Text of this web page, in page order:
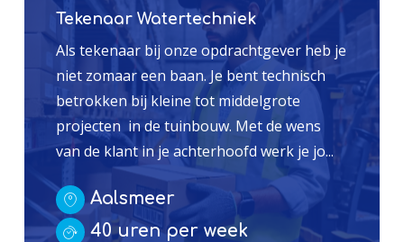
Tekenaar Watertechniek
Als tekenaar bij onze opdrachtgever heb je
niet zomaar een baan. Je bent technisch
betrokken bij kleine tot middelgrote
projecten in de tuinbouw. Met de wens
van de klant in je achterhoofd werk je jo...
Aalsmeer
40 uren per week